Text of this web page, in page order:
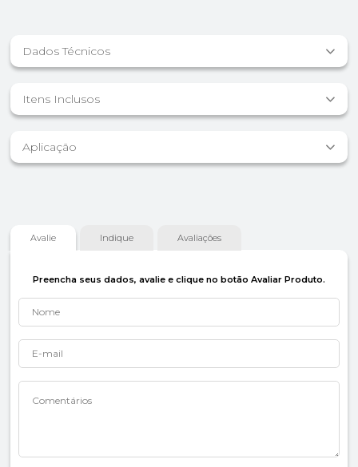
Dados Técnicos
Itens Inclusos
Aplicação
Avalie Indique Avaliações
Preencha seus dados, avalie e clique no botão Avaliar Produto.